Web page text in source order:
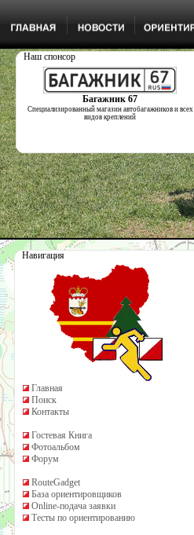
Наш спонсор
Багажник 67
Специализированный магазин автобагажников и всех
видов креплений
Навигация
Главная
Поиск
Контакты
Гостевая Книга
Фотоальбом
Форум
RouteGadget
База ориентировщиков
Online-подача заявки
Тесты по ориентированию